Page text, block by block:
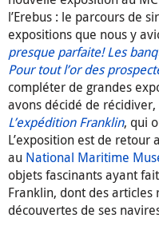
l’Erebus : le parcours de
expositions que nous y
presque parfaite! Les
Pour tout l’or des
compléter de grandes
avons décidé de
L’expédition Franklin, qui
L’exposition est de retour
au National Maritime
objets fascinants ayant
Franklin, dont des
découvertes de ses